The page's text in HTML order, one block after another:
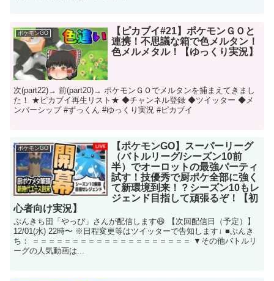
ポケモンGO
【ピカブイ#21】ポケモンＧＯと
連携！不思議な箱で色メルタン！
色メルメタル！【ゆっくり実況】
次(part22)→ 前(part20)→ ポケモンＧＯでメルタンを捕まえてきまし
た！ ★ピカブイ再生リスト★ ◆チャンネル登録 ◆ツイッター ◆メ
ンバーシップ #ずっくん #ゆっくり実況 #ピカブイ
ポケモンGO
【ポケモンGO】スーパーリーグ
（バトルリーグ/シーズン10前
半）でオーロットの最強パーティ
試す！技優秀で厨ポケ全部に強く
て新環境到来！？シーズン10もレ
ジェンド目指して頑張るぞ！【初
心者向け実況】
ぷんきち団「やっぴ」さんが配信します😆 【次回配信日（予定）】
12/01(水) 22時〜 ※日程変更等はツイッターで告知します↓ ■ぷんき
ち： ＝＝＝＝＝＝＝＝＝＝＝＝＝＝＝＝＝＝＝＝ ▼その他バトルリ
ーグの人気動画は...